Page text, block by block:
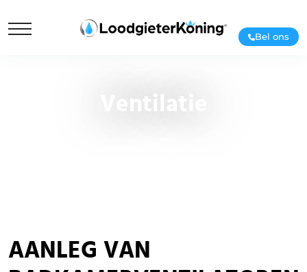
Bel ons
Ventilatie
AANLEG VAN